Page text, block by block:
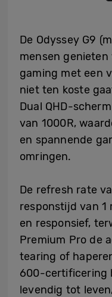
De Odyssey G9
mensen
gaming met een
niet ten koste
Dual QHD-
van 1000R,
en spannende
omringen.
De refresh rate
responstijd van 1
en responsief,
Premium Pro de
tearing of
600-certificering
levendig tot